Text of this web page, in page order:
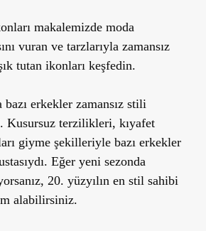
makalemizde moda
vuran ve tarzlarıyla zamansız
tutan ikonları keşfedin.
erkekler zamansız stili
Kusursuz terzilikleri, kıyafet
giyme şekilleriyle bazı erkekler
Eğer yeni sezonda
20. yüzyılın en stil sahibi
alabilirsiniz.